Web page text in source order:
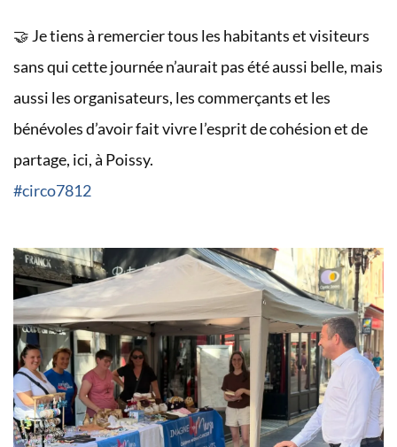
🤝 Je tiens à remercier tous les habitants et visiteurs
sans qui cette journée n’aurait pas été aussi belle, mais
aussi les organisateurs, les commerçants et les
bénévoles d’avoir fait vivre l’esprit de cohésion et de
partage, ici, à Poissy.
#circo7812